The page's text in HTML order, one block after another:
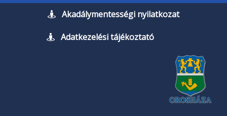
Akadálymentességi nyilatkozat
Adatkezelési tájékoztató